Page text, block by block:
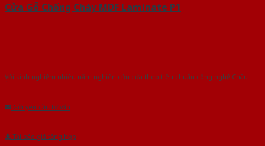
Cửa Gỗ Chống Cháy MDF Laminate P1
Với kinh nghiệm nhiêu năm nghiên cứu cửa theo tiêu chuẩn công nghệ Châu
Gửi yêu cầu tư vấn
Tải báo giá tổng hợp